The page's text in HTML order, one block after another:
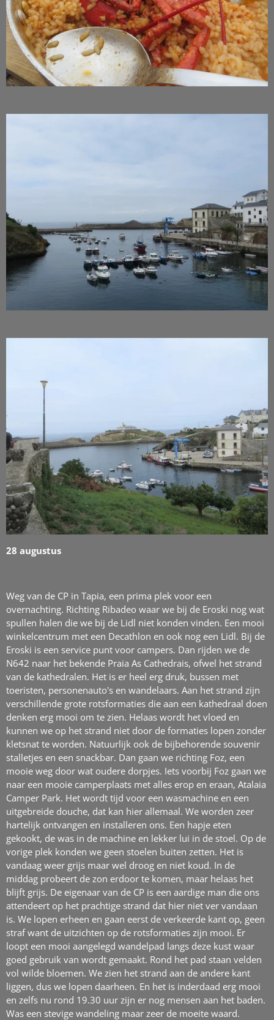
28 augustus
Weg van de CP in Tapia, een prima plek voor een
overnachting. Richting Ribadeo waar we bij de Eroski nog wat
spullen halen die we bij de Lidl niet konden vinden. Een mooi
winkelcentrum met een Decathlon en ook nog een Lidl. Bij de
Eroski is een service punt voor campers. Dan rijden we de
N642 naar het bekende Praia As Cathedrais, ofwel het strand
van de kathedralen. Het is er heel erg druk, bussen met
toeristen, personenauto's en wandelaars. Aan het strand zijn
verschillende grote rotsformaties die aan een kathedraal doen
denken erg mooi om te zien. Helaas wordt het vloed en
kunnen we op het strand niet door de formaties lopen zonder
kletsnat te worden. Natuurlijk ook de bijbehorende souvenir
stalletjes en een snackbar. Dan gaan we richting Foz, een
mooie weg door wat oudere dorpjes. Iets voorbij Foz gaan we
naar een mooie camperplaats met alles erop en eraan, Atalaia
Camper Park. Het wordt tijd voor een wasmachine en een
uitgebreide douche, dat kan hier allemaal. We worden zeer
hartelijk ontvangen en installeren ons. Een hapje eten
gekookt, de was in de machine en lekker lui in de stoel. Op de
vorige plek konden we geen stoelen buiten zetten. Het is
vandaag weer grijs maar wel droog en niet koud. In de
middag probeert de zon erdoor te komen, maar helaas het
blijft grijs. De eigenaar van de CP is een aardige man die ons
attendeert op het prachtige strand dat hier niet ver vandaan
is. We lopen erheen en gaan eerst de verkeerde kant op, geen
straf want de uitzichten op de rotsformaties zijn mooi. Er
loopt een mooi aangelegd wandelpad langs deze kust waar
goed gebruik van wordt gemaakt. Rond het pad staan velden
vol wilde bloemen. We zien het strand aan de andere kant
liggen, dus we lopen daarheen. En het is inderdaad erg mooi
en zelfs nu rond 19.30 uur zijn er nog mensen aan het baden.
Was een stevige wandeling maar zeer de moeite waard.